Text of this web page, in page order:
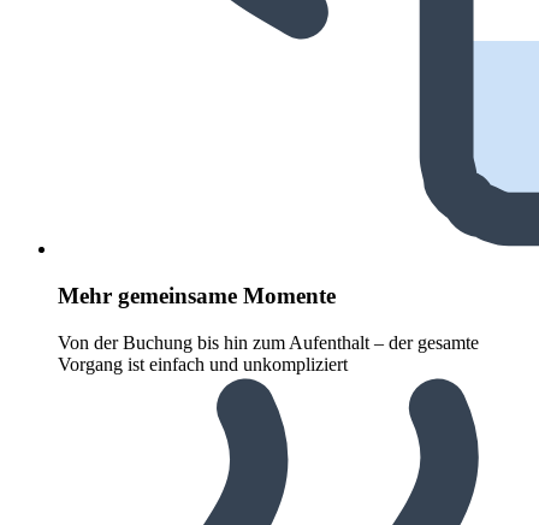
Mehr gemeinsame Momente
Von der Buchung bis hin zum Aufenthalt – der gesamte
Vorgang ist einfach und unkompliziert